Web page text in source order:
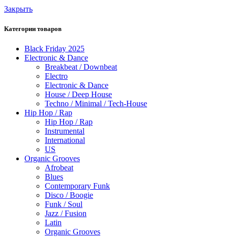
Закрыть
Категории товаров
Black Friday 2025
Electronic & Dance
Breakbeat / Downbeat
Electro
Electronic & Dance
House / Deep House
Techno / Minimal / Tech-House
Hip Hop / Rap
Hip Hop / Rap
Instrumental
International
US
Organic Grooves
Afrobeat
Blues
Contemporary Funk
Disco / Boogie
Funk / Soul
Jazz / Fusion
Latin
Organic Grooves